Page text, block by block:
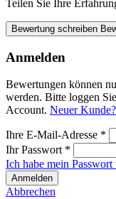
Teilen Sie Ihre
Bewertung schreiben
Anmelden
Bewertungen können
werden. Bitte loggen
Account. Neuer Kunde?
Ihre E-Mail-Adresse *
Ihr Passwort *
Ich habe mein Passwort
Anmelden
Abbrechen